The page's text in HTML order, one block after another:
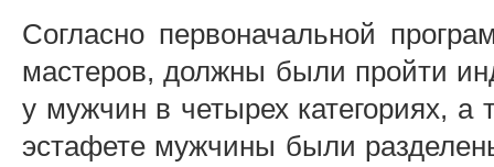
Согласно первоначальной
мастеров, должны были пройти
у мужчин в четырех категориях, а
эстафете мужчины были